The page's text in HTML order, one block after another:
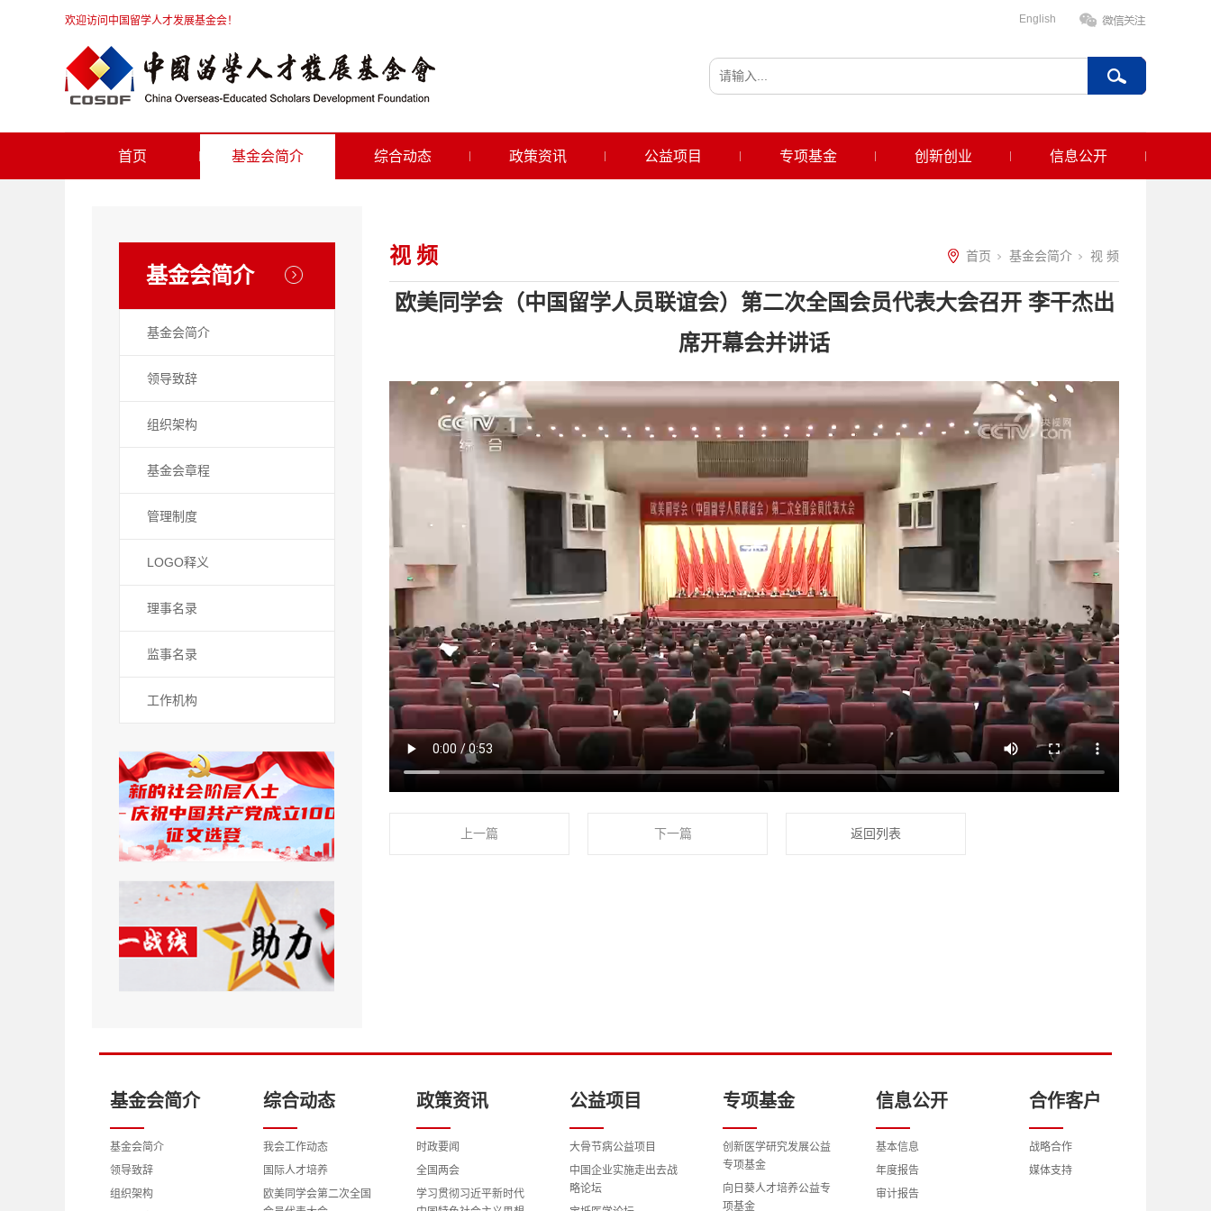
欢迎访问中国留学人才发展基金会！ English
首页 基金会简介 综合动态 政策资讯 公益项目 专项基金 创新创业 信息公开
基金会简介
基金会简介
领导致辞
组织架构
基金会章程
管理制度
LOGO释义
理事名录
监事名录
工作机构
视 频 首页 基金会简介 视 频
欧美同学会（中国留学人员联谊会）第二次全国会员代表大会召开 李干杰出
席开幕会并讲话
上一篇 下一篇 返回列表
基金会简介
基金会简介
领导致辞
组织架构
综合动态
我会工作动态
国际人才培养
欧美同学会第二次全国
政策资讯
时政要闻
全国两会
学习贯彻习近平新时代
公益项目
大骨节病公益项目
中国企业实施走出去战
略论坛
专项基金
创新医学研究发展公益
专项基金
向日葵人才培养公益专
项基金
信息公开
基本信息
年度报告
审计报告
合作客户
战略合作
媒体支持